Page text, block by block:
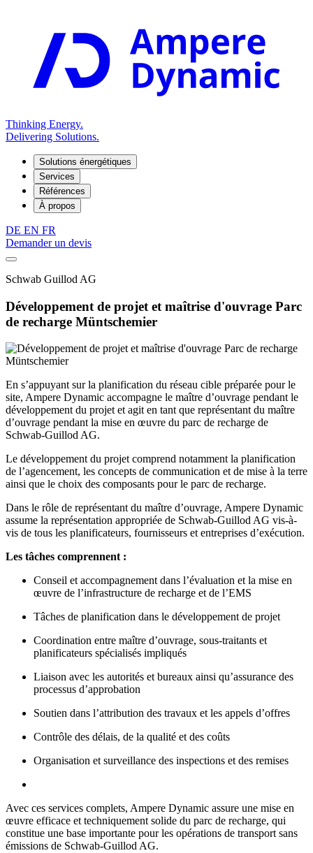
Thinking Energy.
Delivering Solutions.
Solutions énergétiques
Services
Références
À propos
DE EN FR
Demander un devis
Schwab Guillod AG
Développement de projet et maîtrise d'ouvrage Parc
de recharge Müntschemier
En s’appuyant sur la planification du réseau cible préparée pour le
site, Ampere Dynamic accompagne le maître d’ouvrage pendant le
développement du projet et agit en tant que représentant du maître
d’ouvrage pendant la mise en œuvre du parc de recharge de
Schwab-Guillod AG.
Le développement du projet comprend notamment la planification
de l’agencement, les concepts de communication et de mise à la terre
ainsi que le choix des composants pour le parc de recharge.
Dans le rôle de représentant du maître d’ouvrage, Ampere Dynamic
assume la représentation appropriée de Schwab-Guillod AG vis-à-
vis de tous les planificateurs, fournisseurs et entreprises d’exécution.
Les tâches comprennent :
Conseil et accompagnement dans l’évaluation et la mise en
œuvre de l’infrastructure de recharge et de l’EMS
Tâches de planification dans le développement de projet
Coordination entre maître d’ouvrage, sous-traitants et
planificateurs spécialisés impliqués
Liaison avec les autorités et bureaux ainsi qu’assurance des
processus d’approbation
Soutien dans l’attribution des travaux et les appels d’offres
Contrôle des délais, de la qualité et des coûts
Organisation et surveillance des inspections et des remises
Avec ces services complets, Ampere Dynamic assure une mise en
œuvre efficace et techniquement solide du parc de recharge, qui
constitue une base importante pour les opérations de transport sans
émissions de Schwab-Guillod AG.